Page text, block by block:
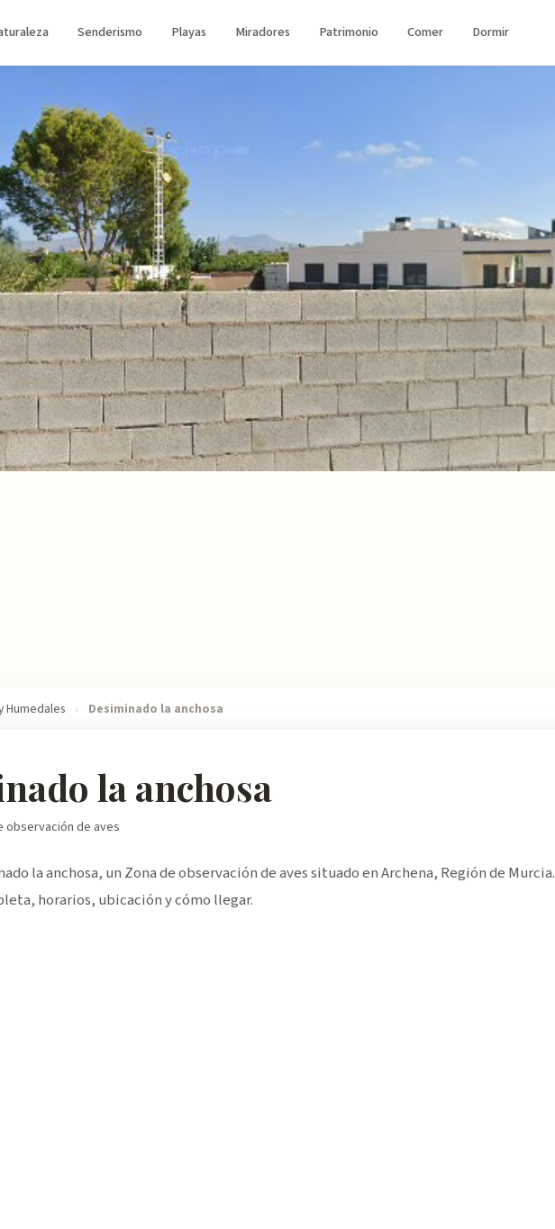
Senderismo Playas Miradores Patrimonio Comer Dormir
Humedales › Desiminado la anchosa
la anchosa
observación de aves
la anchosa, un Zona de observación de aves situado en Archena, Región de Murcia.
horarios, ubicación y cómo llegar.